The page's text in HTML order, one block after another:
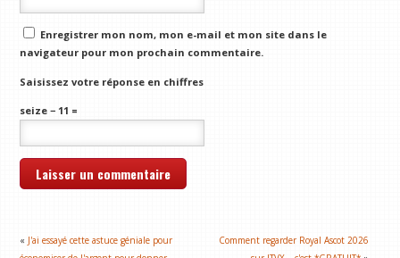
Enregistrer mon nom, mon e-mail et mon site dans le
navigateur pour mon prochain commentaire.
Saisissez votre réponse en chiffres
seize − 11 =
« J'ai essayé cette astuce géniale pour
Comment regarder Royal Ascot 2026